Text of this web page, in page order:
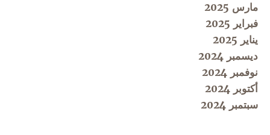
مارس 2025
فبراير 2025
يناير 2025
ديسمبر 2024
نوفمبر 2024
أكتوبر 2024
سبتمبر 2024